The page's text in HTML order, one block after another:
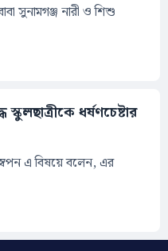
সুনামগঞ্জ নারী ও শিশু
ধর্ষণচেষ্টার
এ বিষয়ে বলেন, এর